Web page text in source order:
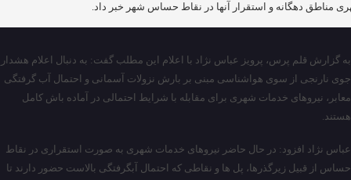
مناطق دهگانه و استقرار آنها در نقاط حساس شهر خبر داد.
به گزارش قلم پرس، پرویز عباس نژاد با اعلام این مطلب گفت: به دنبال اعلام هشدار
جوی نارنجی از سوی هواشناسی مبنی بر بارش نزولات آسمانی و احتمال آب گرفتگی
معابر، نیروهای خدمات شهری برای مقابله با شرایط احتمالی در آماده باش کامل
هستند.
عباس نژاد افزود: در حال حاضر نیروهای خدمات شهری به صورت استقراری در نقاط
حساس از قبیل زیرگذرها، پل ها و نقاطی که احتمال آبگرفتگی بالاست حضور دارند تا